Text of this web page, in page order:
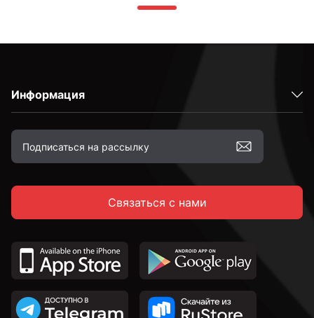
Информация
Связаться с нами